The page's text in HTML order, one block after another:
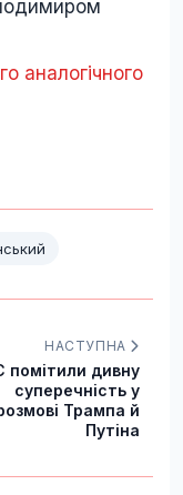
аналогічного
НАСТУПНА
помітили дивну
суперечність у
Трампа й
Путіна